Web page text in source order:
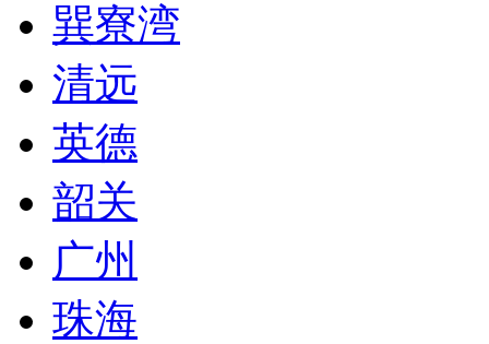
巽寮湾
清远
英德
韶关
广州
珠海